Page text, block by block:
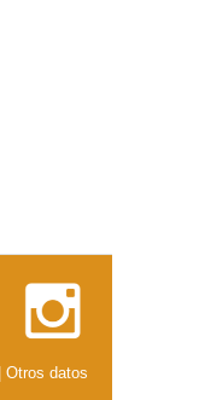
Otros datos